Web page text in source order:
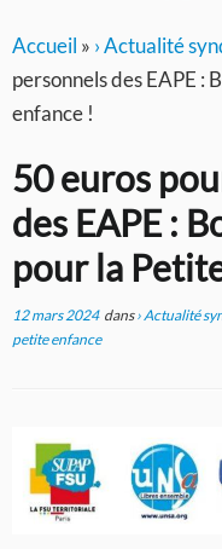
Accueil » › Actualité
personnels des EAPE :
enfance !
50 euros
des EAPE :
pour la
12 mars 2024dans› Actualité
petite enfance